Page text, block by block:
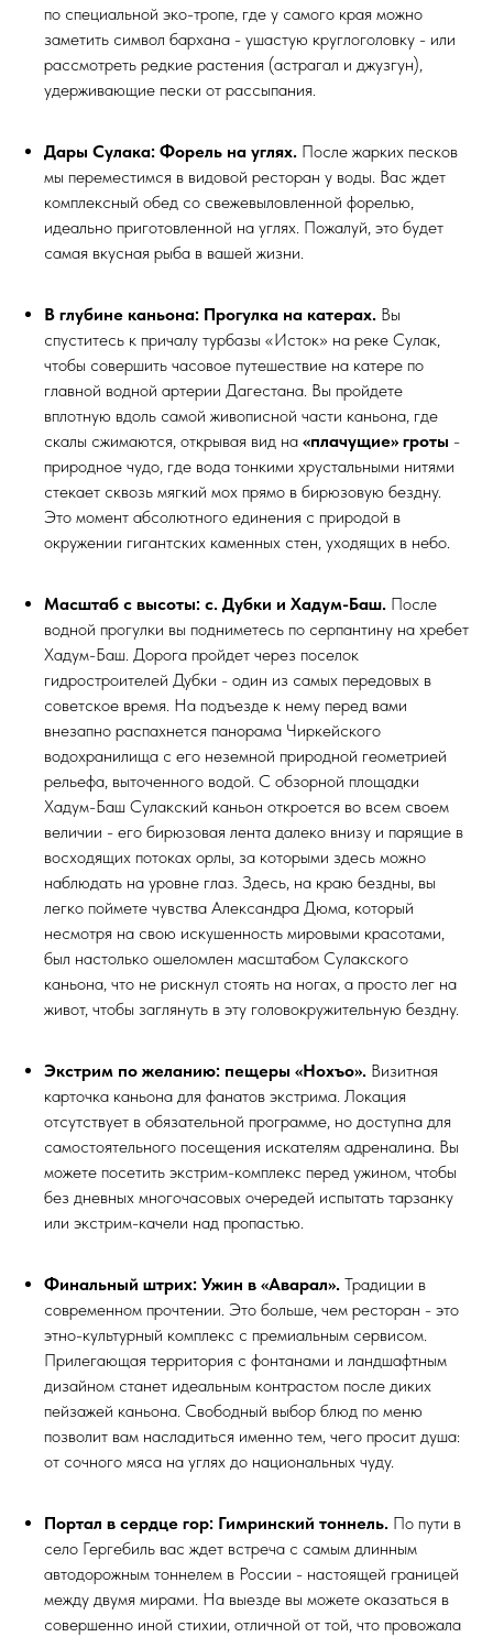
по специальной эко-тропе, где у самого края можно
заметить символ бархана - ушастую круглоголовку - или
рассмотреть редкие растения (астрагал и джузгун),
удерживающие пески от рассыпания.
Дары Сулака: Форель на углях. После жарких песков
мы переместимся в видовой ресторан у воды. Вас ждет
комплексный обед со свежевыловленной форелью,
идеально приготовленной на углях. Пожалуй, это будет
самая вкусная рыба в вашей жизни.
В глубине каньона: Прогулка на катерах. Вы
спуститесь к причалу турбазы «Исток» на реке Сулак,
чтобы совершить часовое путешествие на катере по
главной водной артерии Дагестана. Вы пройдете
вплотную вдоль самой живописной части каньона, где
скалы сжимаются, открывая вид на «плачущие» гроты -
природное чудо, где вода тонкими хрустальными нитями
стекает сквозь мягкий мох прямо в бирюзовую бездну.
Это момент абсолютного единения с природой в
окружении гигантских каменных стен, уходящих в небо.
Масштаб с высоты: с. Дубки и Хадум-Баш. После
водной прогулки вы подниметесь по серпантину на хребет
Хадум-Баш. Дорога пройдет через поселок
гидростроителей Дубки - один из самых передовых в
советское время. На подъезде к нему перед вами
внезапно распахнется панорама Чиркейского
водохранилища с его неземной природной геометрией
рельефа, выточенного водой. С обзорной площадки
Хадум-Баш Сулакский каньон откроется во всем своем
величии - его бирюзовая лента далеко внизу и парящие в
восходящих потоках орлы, за которыми здесь можно
наблюдать на уровне глаз. Здесь, на краю бездны, вы
легко поймете чувства Александра Дюма, который
несмотря на свою искушенность мировыми красотами,
был настолько ошеломлен масштабом Сулакского
каньона, что не рискнул стоять на ногах, а просто лег на
живот, чтобы заглянуть в эту головокружительную бездну.
Экстрим по желанию: пещеры «Нохъо». Визитная
карточка каньона для фанатов экстрима. Локация
отсутствует в обязательной программе, но доступна для
самостоятельного посещения искателям адреналина. Вы
можете посетить экстрим-комплекс перед ужином, чтобы
без дневных многочасовых очередей испытать тарзанку
или экстрим-качели над пропастью.
Финальный штрих: Ужин в «Аварал». Традиции в
современном прочтении. Это больше, чем ресторан - это
этно-культурный комплекс с премиальным сервисом.
Прилегающая территория с фонтанами и ландшафтным
дизайном станет идеальным контрастом после диких
пейзажей каньона. Свободный выбор блюд по меню
позволит вам насладиться именно тем, чего просит душа:
от сочного мяса на углях до национальных чуду.
Портал в сердце гор: Гимринский тоннель. По пути в
село Гергебиль вас ждет встреча с самым длинным
автодорожным тоннелем в России - настоящей границей
между двумя мирами. На выезде вы можете оказаться в
совершенно иной стихии, отличной от той, что провожала